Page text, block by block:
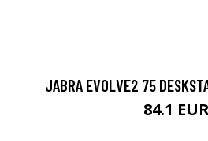
JABRA EVOLVE2 75
84.1